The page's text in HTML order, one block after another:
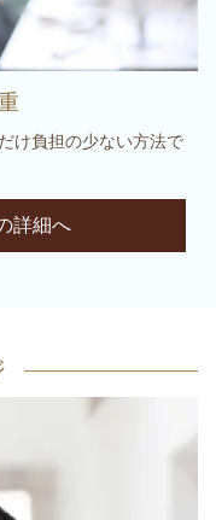
け負担の少ない方法で
詳細へ